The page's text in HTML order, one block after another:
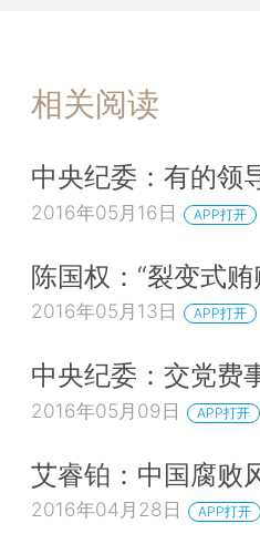
相关阅读
中央纪委：有的领
2016年05月16日 APP打开
陈国权：“裂变式贿
2016年05月13日 APP打开
中央纪委：交党费
2016年05月09日 APP打开
艾睿铂：中国腐败
2016年04月28日 APP打开